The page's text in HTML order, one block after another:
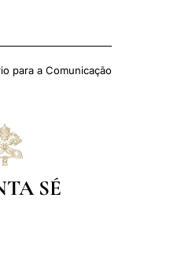
para a Comunicação
SÉ